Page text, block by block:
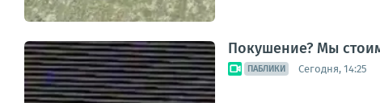
Покушение? Мы
ПАБЛИКИ Сегодня, 14:25